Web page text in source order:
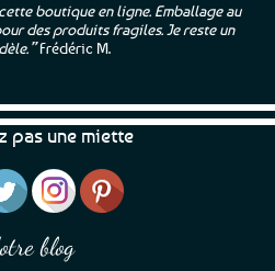
boutique en ligne. Emballage au
des produits fragiles. Je reste un
Frédéric M.
pas une miette
blog